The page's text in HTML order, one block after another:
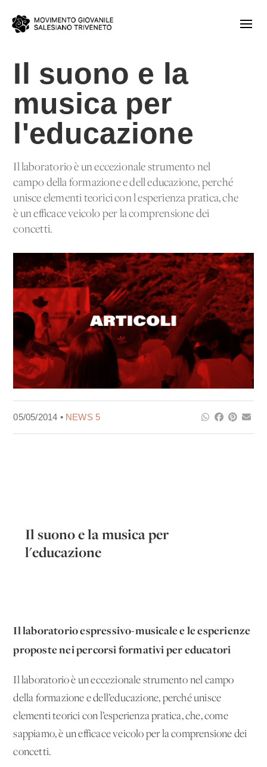
Il suono e la
musica per
l'educazione
Il laboratorio è un eccezionale strumento nel
campo della formazione e dell'educazione, perché
unisce elementi teorici con l'esperienza pratica, che
è un efficace veicolo per la comprensione dei
concetti.
05/05/2014 • NEWS 5
Il suono e la musica per
l'educazione
Il laboratorio espressivo-musicale e le esperienze
proposte nei percorsi formativi per educatori
Il laboratorio è un eccezionale strumento nel campo
della formazione e dell’educazione, perché unisce
elementi teorici con l’esperienza pratica, che, come
sappiamo, è un efficace veicolo per la comprensione dei
concetti.